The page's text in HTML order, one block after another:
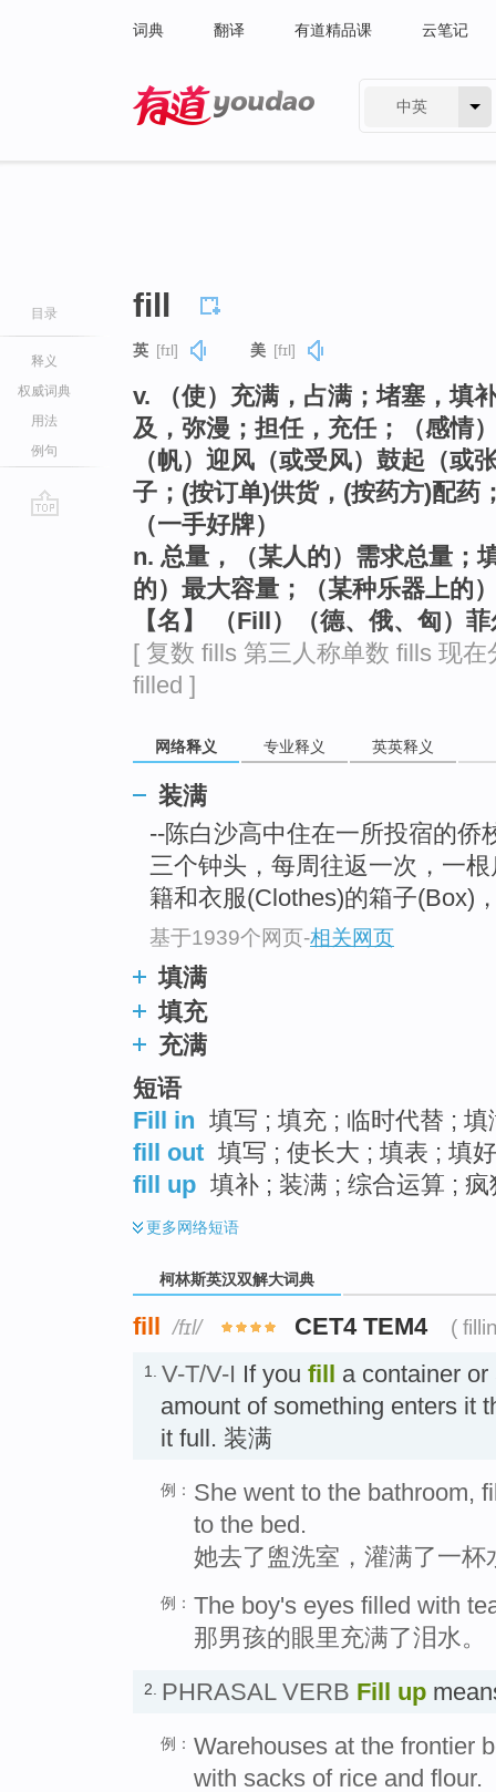
词典 翻译 有道精品课 云笔记
中英
目录
释义
权威词典
用法
例句
fill
英 [fɪl] 美 [fɪl]
v. （使）充满，占满；堵塞，填
及，弥漫；担任，充任；（感情
（帆）迎风（或受风）鼓起（
子；(按订单)供货，(按药方)配药
（一手好牌）
n. 总量，（某人的）需求总量；
的）最大容量；（某种乐器上的
【名】 （Fill）（德、俄、匈）
[ 复数 fills 第三人称单数 fills 现
filled ]
网络释义 专业释义 英英释义
装满
--陈白沙高中住在一所投宿的侨
三个钟头，每周往返一次，一
籍和衣服(Clothes)的箱子(Box)
基于1939个网页-相关网页
填满
填充
充满
短语
Fill in 填写 ; 填充 ; 临时代替 ; 填
fill out 填写 ; 使长大 ; 填表 ; 填好
fill up 填补 ; 装满 ; 综合运算 ;
更多网络短语
柯林斯英汉双解大词典
fill /fɪl/ CET4 TEM4 (
1. V-T/V-I If you fill a container
amount of something enters it
it full. 装满
例： She went to the bathroom,
to the bed.
她去了盥洗室，灌满了一杯
例： The boy's eyes filled with
那男孩的眼里充满了泪水。
2. PHRASAL VERB Fill up
例： Warehouses at the frontier
with sacks of rice and flour.